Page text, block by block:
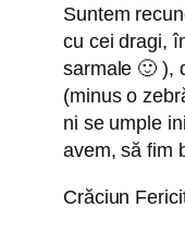
Suntem
cu cei dragi,
sarmale 🙂 ),
(minus o
ni se umple
avem, să fim
Crăciun